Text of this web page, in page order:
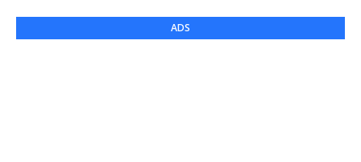
ADS